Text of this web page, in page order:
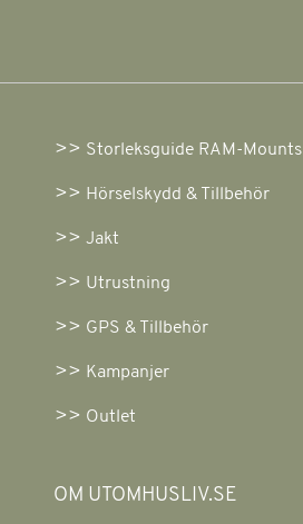
Storleksguide RAM-Mounts
Hörselskydd & Tillbehör
Jakt
Utrustning
GPS & Tillbehör
Kampanjer
Outlet
OM UTOMHUSLIV.SE